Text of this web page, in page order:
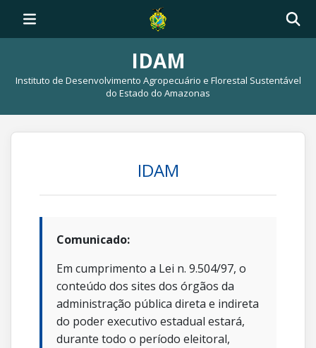
IDAM
Instituto de Desenvolvimento Agropecuário e Florestal Sustentável
do Estado do Amazonas
IDAM
Comunicado:
Em cumprimento a Lei n. 9.504/97, o
conteúdo dos sites dos órgãos da
administração pública direta e indireta
do poder executivo estadual estará,
durante todo o período eleitoral,